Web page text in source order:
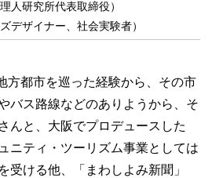
人研究所代表取締役）
デザイナー、社会実験者）
方都市を巡った経験から、その市
バス路線などのありようから、そ
んと、大阪でプロデュースした
ニティ・ツーリズム事業としては
受ける他、「まわしよみ新聞」